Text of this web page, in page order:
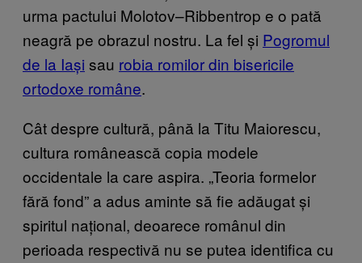
urma pactului Molotov–Ribbentrop e o pată
neagră pe obrazul nostru. La fel și Pogromul
de la Iași sau robia romilor din bisericile
ortodoxe române.
Cât despre cultură, până la Titu Maiorescu,
cultura românească copia modele
occidentale la care aspira. „Teoria formelor
fără fond” a adus aminte să fie adăugat și
spiritul național, deoarece românul din
perioada respectivă nu se putea identifica cu